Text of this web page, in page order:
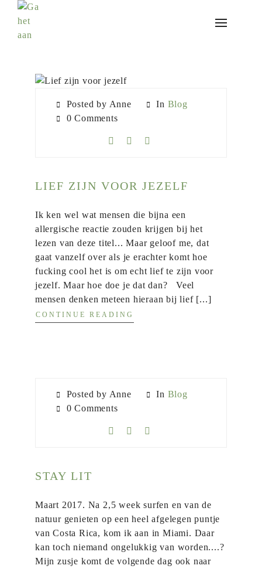
Posted by Anne In Blog
0 Comments
LIEF ZIJN VOOR JEZELF
Ik ken wel wat mensen die bijna een
allergische reactie zouden krijgen bij het
lezen van deze titel... Maar geloof me, dat
gaat vanzelf over als je erachter komt hoe
fucking cool het is om echt lief te zijn voor
jezelf. Maar hoe doe je dat dan? Veel
mensen denken meteen hieraan bij lief [...]
CONTINUE READING
Posted by Anne In Blog
0 Comments
STAY LIT
Maart 2017. Na 2,5 week surfen en van de
natuur genieten op een heel afgelegen puntje
van Costa Rica, kom ik aan in Miami. Daar
kan toch niemand ongelukkig van worden....?
Mijn zusje komt de volgende dag ook naar